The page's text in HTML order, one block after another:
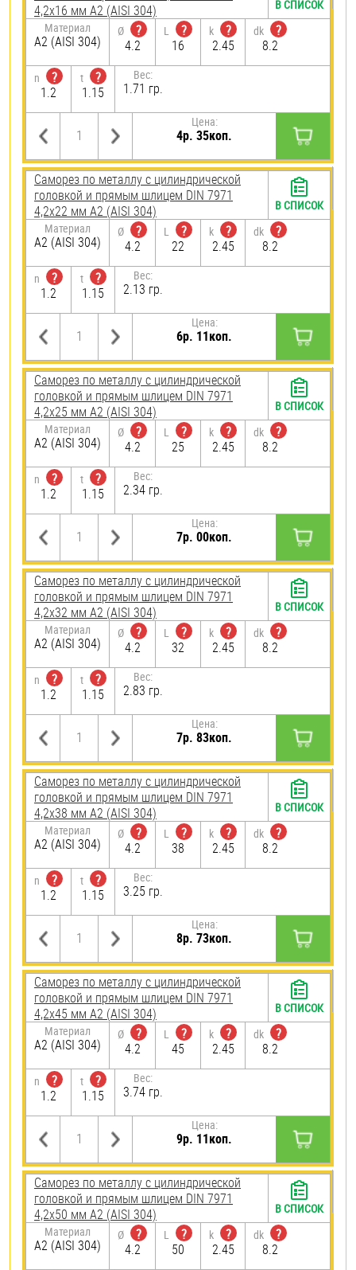
4,2х16 мм А2 (AISI 304)
Материал
А2 (AISI 304)
Ø
?
4.2
L
?
16
k
?
2.45
dk
?
8.2
n
?
1.2
t
?
1.15
Вес:
1.71 гр.
Цена:
4р. 35коп.
В СПИСОК
Саморез по металлу с цилиндрической
головкой и прямым шлицем DIN 7971
4,2х22 мм А2 (AISI 304)
Материал
А2 (AISI 304)
Ø
?
4.2
L
?
22
k
?
2.45
dk
?
8.2
n
?
1.2
t
?
1.15
Вес:
2.13 гр.
Цена:
6р. 11коп.
В СПИСОК
Саморез по металлу с цилиндрической
головкой и прямым шлицем DIN 7971
4,2х25 мм А2 (AISI 304)
Материал
А2 (AISI 304)
Ø
?
4.2
L
?
25
k
?
2.45
dk
?
8.2
n
?
1.2
t
?
1.15
Вес:
2.34 гр.
Цена:
7р. 00коп.
В СПИСОК
Саморез по металлу с цилиндрической
головкой и прямым шлицем DIN 7971
4,2х32 мм А2 (AISI 304)
Материал
А2 (AISI 304)
Ø
?
4.2
L
?
32
k
?
2.45
dk
?
8.2
n
?
1.2
t
?
1.15
Вес:
2.83 гр.
Цена:
7р. 83коп.
В СПИСОК
Саморез по металлу с цилиндрической
головкой и прямым шлицем DIN 7971
4,2х38 мм А2 (AISI 304)
Материал
А2 (AISI 304)
Ø
?
4.2
L
?
38
k
?
2.45
dk
?
8.2
n
?
1.2
t
?
1.15
Вес:
3.25 гр.
Цена:
8р. 73коп.
В СПИСОК
Саморез по металлу с цилиндрической
головкой и прямым шлицем DIN 7971
4,2х45 мм А2 (AISI 304)
Материал
А2 (AISI 304)
Ø
?
4.2
L
?
45
k
?
2.45
dk
?
8.2
n
?
1.2
t
?
1.15
Вес:
3.74 гр.
Цена:
9р. 11коп.
В СПИСОК
Саморез по металлу с цилиндрической
головкой и прямым шлицем DIN 7971
4,2х50 мм А2 (AISI 304)
Материал
А2 (AISI 304)
Ø
?
4.2
L
?
50
k
?
2.45
dk
?
8.2
В СПИСОК